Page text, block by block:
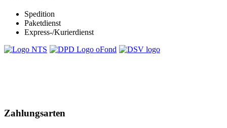
Spedition
Paketdienst
Express-/Kurierdienst
Zahlungsarten